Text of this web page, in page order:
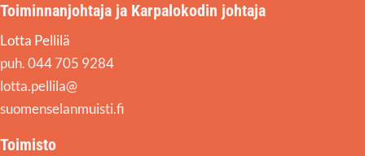
Toiminnanjohtaja ja Karpalokodin johtaja
Lotta Pellilä
puh. 044 705 9284
lotta.pellila@
suomenselanmuisti.fi
Toimisto